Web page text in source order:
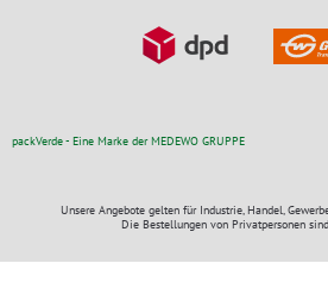
packVerde - Eine Marke der MEDEWO GRUPPE
Unsere Angebote gelten für Industrie, Handel,
Die Bestellungen von Privatpersonen